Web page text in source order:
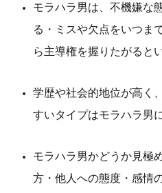
モラハラ男は、不機嫌な
る・ミスや欠点をいつま
ら主導権を握りたがると
学歴や社会的地位が高く
すいタイプはモラハラ男
モラハラ男かどうか見極
方・他人への態度・感情